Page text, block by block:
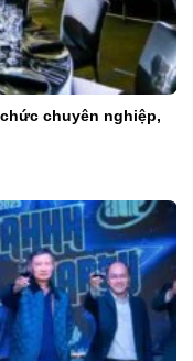
chuyên nghiệp,